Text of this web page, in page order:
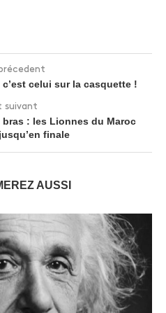
celui sur la casquette !
suivant
: les Lionnes du Maroc
finale
AUSSI